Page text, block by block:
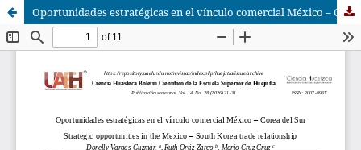
Oportunidades estratégicas en el vínculo comercial México – Corea del Sur